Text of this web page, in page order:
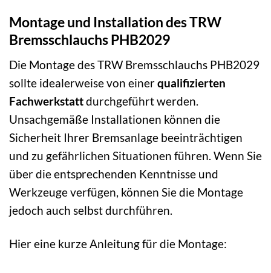
Montage und Installation des TRW
Bremsschlauchs PHB2029
Die Montage des TRW Bremsschlauchs PHB2029
sollte idealerweise von einerqualifizierten
Fachwerkstattdurchgeführt werden.
Unsachgemäße Installationen können die
Sicherheit Ihrer Bremsanlage beeinträchtigen
und zu gefährlichen Situationen führen. Wenn Sie
über die entsprechenden Kenntnisse und
Werkzeuge verfügen, können Sie die Montage
jedoch auch selbst durchführen.
Hier eine kurze Anleitung für die Montage: